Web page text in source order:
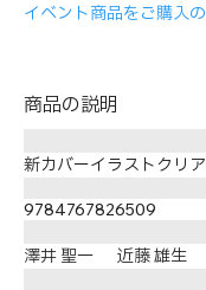
イベント商品をご購入
商品の説明
新カバーイラストクリ
9784767826509
澤井 聖一 近藤 雄生